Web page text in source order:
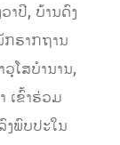
າປີ, ບ້ານດົງ
ກຮາກຖານ
ໂສບຳນານ,
ເຂົ້າຮ່ວມ
ງພົບປະໃນ